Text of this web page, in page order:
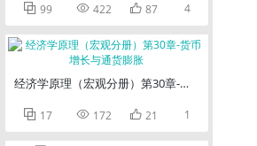
 99  422  87 4
经济学原理（宏观分册）第30章-货币增长与通
 17  172  21 1